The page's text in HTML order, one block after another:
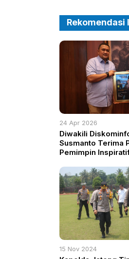
Rekomendasi
24 Apr 2026
Diwakili
Susmanto Terima
Pemimpin
15 Nov 2024